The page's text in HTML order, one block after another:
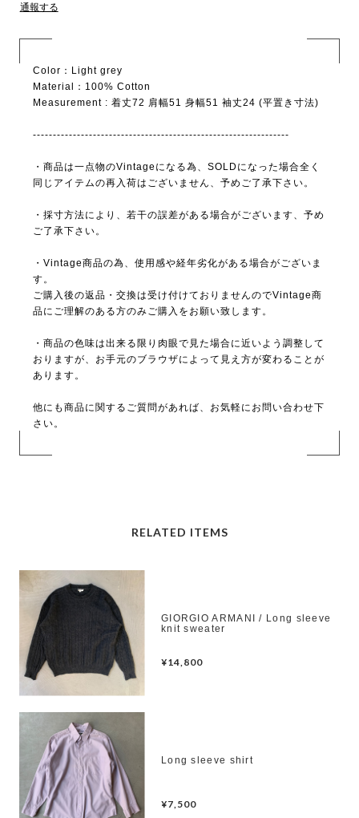
通報する
Color：Light grey
Material：100% Cotton
Measurement : 着丈72 肩幅51 身幅51 袖丈24 (平置き寸法)
----------------------------------------------------------------
・商品は一点物のVintageになる為、SOLDになった場合全く
同じアイテムの再入荷はございません、予めご了承下さい。
・採寸方法により、若干の誤差がある場合がございます、予め
ご了承下さい。
・Vintage商品の為、使用感や経年劣化がある場合がございま
す。
ご購入後の返品・交換は受け付けておりませんのでVintage商
品にご理解のある方のみご購入をお願い致します。
・商品の色味は出来る限り肉眼で見た場合に近いよう調整して
おりますが、お手元のブラウザによって見え方が変わることが
あります。
他にも商品に関するご質問があれば、お気軽にお問い合わせ下
さい。
RELATED ITEMS
GIORGIO ARMANI / Long sleeve
knit sweater
¥14,800
Long sleeve shirt
¥7,500